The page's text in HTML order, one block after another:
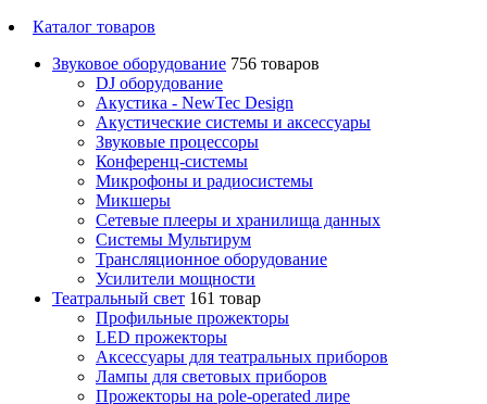
Каталог товаров
Звуковое оборудование 756 товаров
DJ оборудование
Акустика - NewTec Design
Акустические системы и аксессуары
Звуковые процессоры
Конференц-системы
Микрофоны и радиосистемы
Микшеры
Сетевые плееры и хранилища данных
Системы Мультирум
Трансляционное оборудование
Усилители мощности
Театральный свет 161 товар
Профильные прожекторы
LED прожекторы
Аксессуары для театральных приборов
Лампы для световых приборов
Прожекторы на pole-operated лире